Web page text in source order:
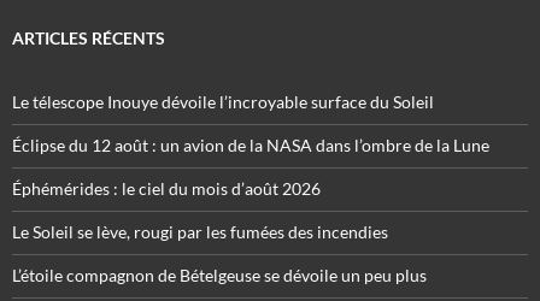
ARTICLES RÉCENTS
Le télescope Inouye dévoile l’incroyable surface du Soleil
Éclipse du 12 août : un avion de la NASA dans l’ombre de la Lune
Éphémérides : le ciel du mois d’août 2026
Le Soleil se lève, rougi par les fumées des incendies
L’étoile compagnon de Bételgeuse se dévoile un peu plus